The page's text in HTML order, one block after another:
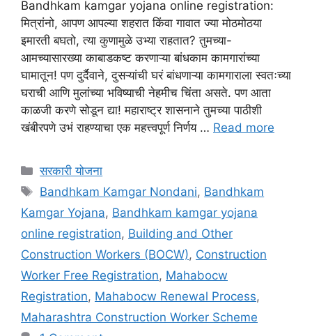
Bandhkam kamgar yojana online registration:
मित्रांनो, आपण आपल्या शहरात किंवा गावात ज्या मोठमोठया
इमारती बघतो, त्या कुणामुळे उभ्या राहतात? तुमच्या-
आमच्यासारख्या काबाडकष्ट करणाऱ्या बांधकाम कामगारांच्या
घामातून! पण दुर्दैवाने, दुसऱ्यांची घरं बांधणाऱ्या कामगाराला स्वतःच्या
घराची आणि मुलांच्या भविष्याची नेहमीच चिंता असते. पण आता
काळजी करणे सोडून द्या! महाराष्ट्र शासनाने तुमच्या पाठीशी
खंबीरपणे उभं राहण्याचा एक महत्त्वपूर्ण निर्णय … Read more
Categories
सरकारी योजना
Tags
Bandhkam Kamgar Nondani, Bandhkam
Kamgar Yojana, Bandhkam kamgar yojana
online registration, Building and Other
Construction Workers (BOCW), Construction
Worker Free Registration, Mahabocw
Registration, Mahabocw Renewal Process,
Maharashtra Construction Worker Scheme